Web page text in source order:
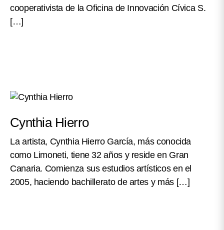
cooperativista de la Oficina de Innovación Cívica S.
[…]
Cynthia Hierro
La artista, Cynthia Hierro García, más conocida
como Limoneti, tiene 32 años y reside en Gran
Canaria. Comienza sus estudios artísticos en el
2005, haciendo bachillerato de artes y más […]